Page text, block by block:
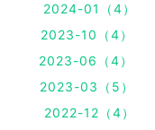
2024-01（4）
2023-10（4）
2023-06（4）
2023-03（5）
2022-12（4）